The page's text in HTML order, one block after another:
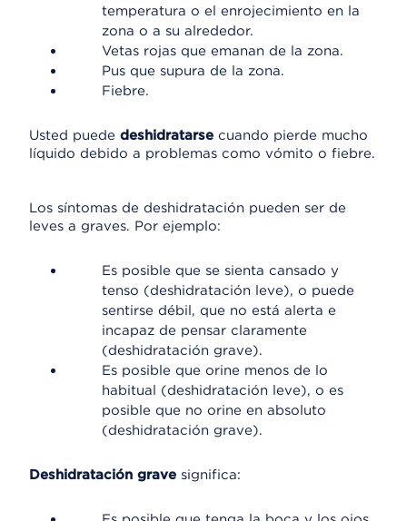
temperatura o el enrojecimiento en la
zona o a su alrededor.
Vetas rojas que emanan de la zona.
Pus que supura de la zona.
Fiebre.
Usted puede deshidratarse cuando pierde mucho
líquido debido a problemas como vómito o fiebre.
Los síntomas de deshidratación pueden ser de
leves a graves. Por ejemplo:
Es posible que se sienta cansado y
tenso (deshidratación leve), o puede
sentirse débil, que no está alerta e
incapaz de pensar claramente
(deshidratación grave).
Es posible que orine menos de lo
habitual (deshidratación leve), o es
posible que no orine en absoluto
(deshidratación grave).
Deshidratación grave significa: